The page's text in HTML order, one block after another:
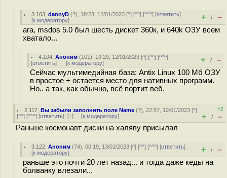
3.103 ,dannyD (?), 18:23, 12/01/2023 [^] [^^] [^^^] [ответить]
[к модератору] + / –
ага, msdos 5.0 был шесть дискет 360к, и 640k ОЗУ всем
хватало...
4.104 ,Аноним (101), 19:29, 12/01/2023 [^] [^^] [^^^]
[ответить] [к модератору] + / –
Сейчас мультимедийная база: Antix Linux 100 Мб ОЗУ
в простое + остается место для нативных программ.
Но.. а так, как обычно, всё портит веб.
2.117 ,Вы забыли заполнить поле Name (?), 22:57, 12/01/2023 [^]
[^^] [^^^] [ответить] [↑] [к модератору]
+2
+ / –
Раньше космонавт диски на халяву присылал
3.122 ,Аноним (74), 00:19, 13/01/2023 [^] [^^] [^^^] [ответить]
[к модератору] + / –
раньше это почти 20 лет назад... и тогда даже кеды на
болванку влезали...